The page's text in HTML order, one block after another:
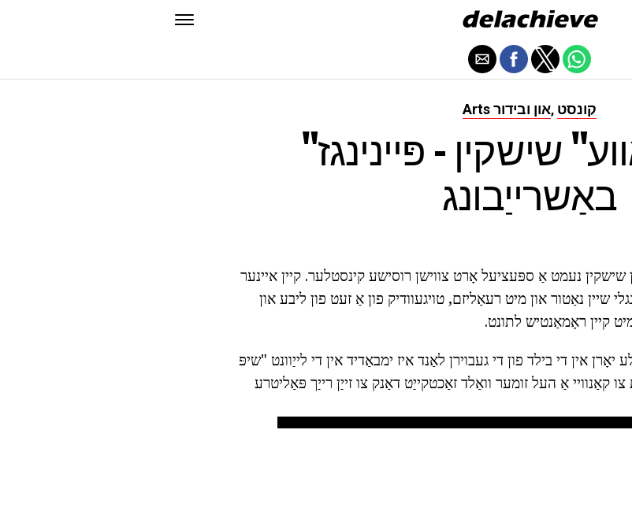
Arts און ובידור, קונסט
"שיפּ גראָווע" שישקין - פּיינינגז
באַשרייַבונג
נעמט אַ ספּעציעל אָרט צווישן רוסישע קינסטלער. קיין איינער
שיין נאַטור און מיט רעאַליזם, טויגעוודיק פון אַ זעט פון ליבע און
קיין ראָמאַנטיש לתונט.
אין די בילד פון די געבוירן לאַנד איז ימבאַדיד אין די לייַוונט "שיפּ
קאַנוויי אַ העל זומער וואַלד זאַכטקייַט דאַנק צו זייַן רייַך פּאַליטרע